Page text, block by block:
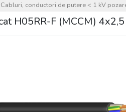
Cabluri, conductori de putere < 1 kV
H05RR-F (MCCM)